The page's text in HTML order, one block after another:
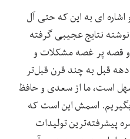
ای به این که حتی آل
نتایج عجیبی گرفته
قصه پر غصه مشکلات و
قبل به چند قرن قبل‌تر
است، ما از سعدی و حافظ
اسمش این است که
پیشرفته‌ترین تولیدات